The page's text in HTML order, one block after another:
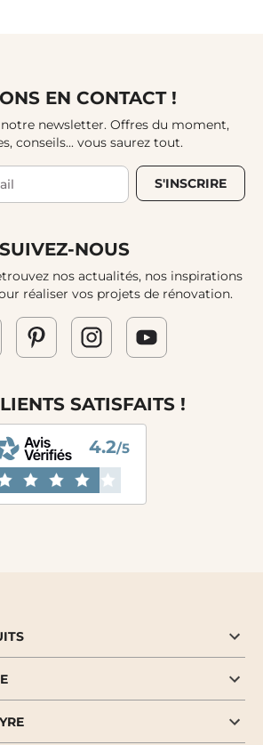
EN CONTACT !
notre newsletter. Offres du moment,
conseils... vous saurez tout.
S'INSCRIRE
SUIVEZ-NOUS
nos actualités, nos inspirations
réaliser vos projets de rénovation.
SATISFAITS !
4.2/5